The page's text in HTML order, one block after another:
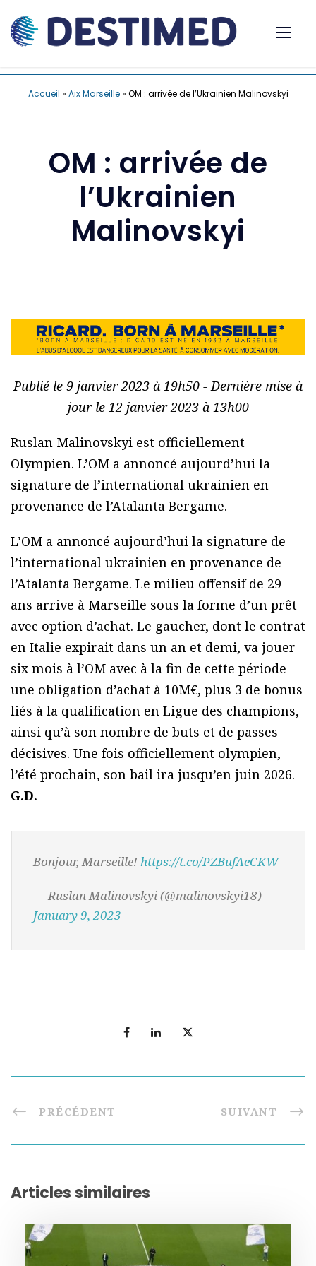
Accueil » Aix Marseille» OM : arrivée de l’Ukrainien Malinovskyi
OM : arrivée de
l’Ukrainien
Malinovskyi
Publié le 9 janvier 2023 à 19h50 - Dernière mise à
jour le 12 janvier 2023 à 13h00
Ruslan Malinovskyi est officiellement
Olympien. L’OM a annoncé aujourd’hui la
signature de l’international ukrainien en
provenance de l’Atalanta Bergame.
L’OM a annoncé aujourd’hui la signature de
l’international ukrainien en provenance de
l’Atalanta Bergame. Le milieu offensif de 29
ans arrive à Marseille sous la forme d’un prêt
avec option d’achat. Le gaucher, dont le contrat
en Italie expirait dans un an et demi, va jouer
six mois à l’OM avec à la fin de cette période
une obligation d’achat à 10M€, plus 3 de bonus
liés à la qualification en Ligue des champions,
ainsi qu’à son nombre de buts et de passes
décisives. Une fois officiellement olympien,
l’été prochain, son bail ira jusqu’en juin 2026.
G.D.
Bonjour, Marseille!https://t.co/PZBufAeCKW
— Ruslan Malinovskyi (@malinovskyi18)
January 9, 2023
PRÉCÉDENT SUIVANT
Articles similaires